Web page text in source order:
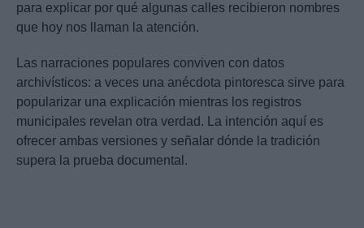
para explicar por qué algunas calles recibieron nombres
que hoy nos llaman la atención.
Las narraciones populares conviven con datos
archivísticos: a veces una anécdota pintoresca sirve para
popularizar una explicación mientras los registros
municipales revelan otra verdad. La intención aquí es
ofrecer ambas versiones y señalar dónde la tradición
supera la prueba documental.